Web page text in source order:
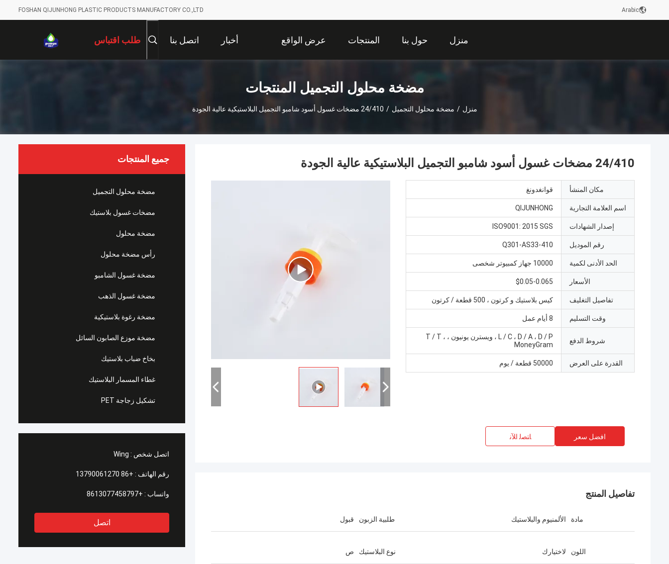
FOSHAN QIJUNHONG PLASTIC PRODUCTS MANUFACTORY CO.,LTD Arabic
منزل حول بنا المنتجات عرض الواقع
الافتراضي
أخبار اتصل بنا طلب اقتباس
مضخة محلول التجميل المنتجات
منزل / مضخة محلول التجميل / 24/410 مضخات غسول أسود شامبو التجميل البلاستيكية عالية الجودة
جميع المنتجات
مضخة محلول التجميل
مضخات غسول بلاستيك
مضخة محلول
رأس مضخة محلول
مضخة غسول الشامبو
مضخة غسول الذهب
مضخة رغوة بلاستيكية
مضخة موزع الصابون السائل
بخاخ ضباب بلاستيك
غطاء المسمار البلاستيك
تشكيل زجاجة PET
اتصل شخص : Wing
رقم الهاتف : +86 13790061270
واتساب : +8613077458797
اتصل
24/410 مضخات غسول أسود شامبو التجميل البلاستيكية عالية الجودة
مكان المنشأ قوانغدونغ
اسم العلامة التجارية QIJUNHONG
إصدار الشهادات ISO9001: 2015 SGS
رقم الموديل Q301-AS33-410
الحد الأدنى لكمية 10000 جهاز كمبيوتر شخصى
الأسعار $0.05-0.065
تفاصيل التغليف كيس بلاستيك و كرتون ، 500 قطعة / كرتون
وقت التسليم 8 أيام عمل
شروط الدفع
L / C ، D / A ، D / P ، ويسترن يونيون ، T / T ،
MoneyGram
القدرة على العرض 50000 قطعة / يوم
افضل سعر ﺎﺘﺼﻟ ﺍﻶﻧ
تفاصيل المنتج
مادة الألمنيوم والبلاستيك طلبية الزبون قبول
اللون لاختيارك نوع البلاستيك ص